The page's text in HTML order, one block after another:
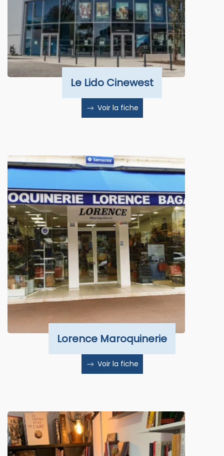
Le Lido Cinewest
Voir la fiche
Lorence Maroquinerie
Voir la fiche